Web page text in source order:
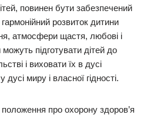
повинен бути забезпечений
розвиток дитини
атмосфери щастя, любові і
підготувати дітей до
і виховати їх в дусі
миру і власної гідності.
про охорону здоров’я